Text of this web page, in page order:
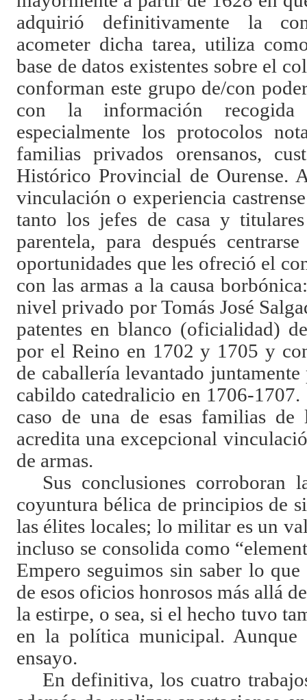
adquirió definitivamente la
acometer dicha tarea, utiliza
base de datos existentes sobre el
conforman este grupo de/con
con la información
especialmente los protocolos
familias privados orensanos,
Histórico Provincial de Ourense.
vinculación o experiencia
tanto los jefes de casa y
parentela, para después
oportunidades que les ofreció el
con las armas a la causa
nivel privado por Tomás José
patentes en blanco (oficialidad)
por el Reino en 1702 y 1705 y
de caballería levantado
cabildo catedralicio en 1706-
caso de una de esas familias de
acredita una excepcional
de armas.
Sus conclusiones corroboran
coyuntura bélica de principios de
las élites locales; lo militar es un
incluso se consolida como
Empero seguimos sin saber lo
de esos oficios honrosos más allá
la estirpe, o sea, si el hecho tuvo
en la política municipal. Aunque
ensayo.
En definitiva, los cuatro